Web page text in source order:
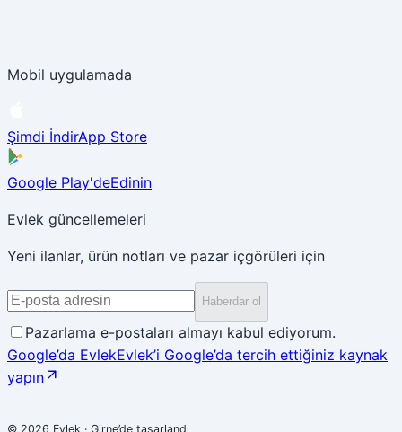
Mobil uygulamada
Şimdi İndirApp Store
Google Play'deEdinin
Evlek güncellemeleri
Yeni ilanlar, ürün notları ve pazar içgörüleri için
Haberdar ol
Pazarlama e-postaları almayı kabul ediyorum.
Google’da EvlekEvlek’i Google’da tercih ettiğiniz kaynak
yapın
© 2026 Evlek · Girne’de tasarlandı